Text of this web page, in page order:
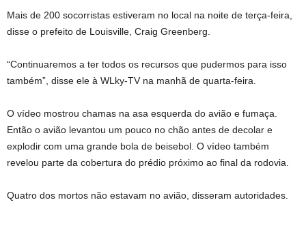
Mais de 200 socorristas estiveram no local na noite de terça-feira,
disse o prefeito de Louisville, Craig Greenberg.
“Continuaremos a ter todos os recursos que pudermos para isso
também”, disse ele à WLky-TV na manhã de quarta-feira.
O vídeo mostrou chamas na asa esquerda do avião e fumaça.
Então o avião levantou um pouco no chão antes de decolar e
explodir com uma grande bola de beisebol. O vídeo também
revelou parte da cobertura do prédio próximo ao final da rodovia.
Quatro dos mortos não estavam no avião, disseram autoridades.